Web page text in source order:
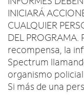
INICIARÁ
CUALQUIER
DEL
recompensa, la
Spectrum
organismo
Si más de una